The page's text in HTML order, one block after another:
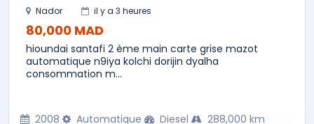
Nador il y a 3 heures
80,000 MAD
hioundai santafi 2 ème main carte grise mazot
automatique n9iya kolchi dorijin dyalha
consommation m...
2008 Automatique Diesel 288,000 km